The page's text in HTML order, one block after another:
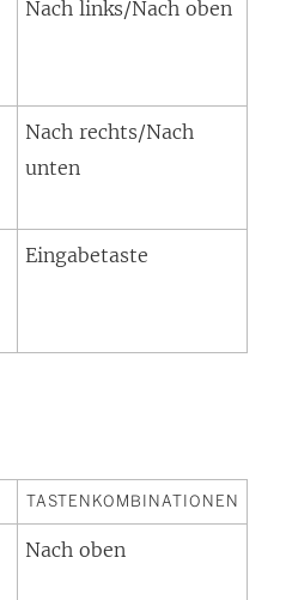
Nach links/Nach oben
Nach rechts/Nach
unten
Eingabetaste
TASTENKOMBINATIONEN
Nach oben